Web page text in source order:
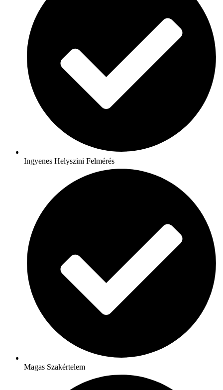
Ingyenes Helyszini Felmérés
Magas Szakértelem